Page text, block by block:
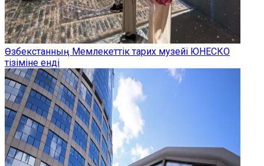
Өзбекстанның Мемлекеттік тарих музейі ЮНЕСКО
тізіміне енді